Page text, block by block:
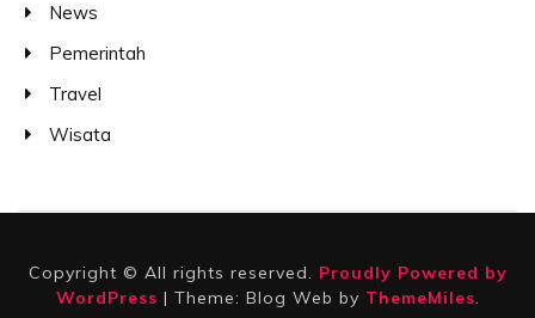
News
Pemerintah
Travel
Wisata
Copyright © All rights reserved. Proudly Powered by
WordPress | Theme: Blog Web by ThemeMiles.